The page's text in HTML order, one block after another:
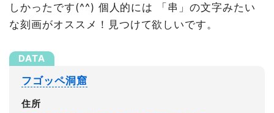
しかったです(^^) 個人的には 「串」の文字みたい
な刻画がオススメ！見つけて欲しいです。
フゴッペ洞窟
住所